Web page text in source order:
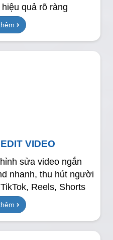
quả rõ ràng
VIDEO
sửa video ngắn
nhanh, thu hút người
Reels, Shorts